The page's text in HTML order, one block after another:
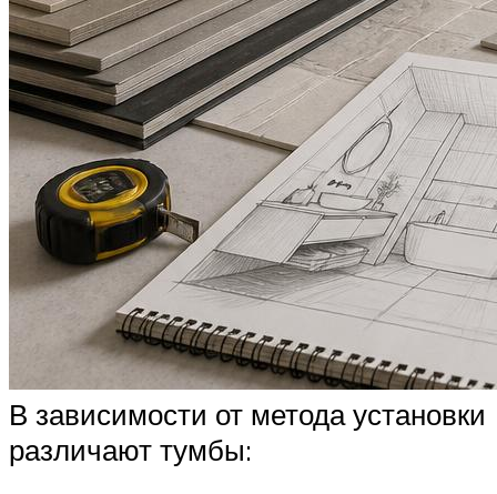
В зависимости от метода установки
различают тумбы: